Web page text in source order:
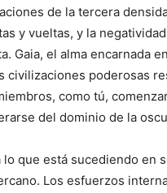
de la tercera
y vueltas, y la
Gaia, el alma encarnada
civilizaciones poderosas
como tú,
del dominio de la
lo que está sucediendo en
Los esfuerzos